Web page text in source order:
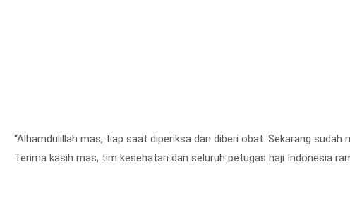
“Alhamdulillah mas, tiap saat diperiksa dan diberi obat. Sekarang
Terima kasih mas, tim kesehatan dan seluruh petugas haji Indonesia